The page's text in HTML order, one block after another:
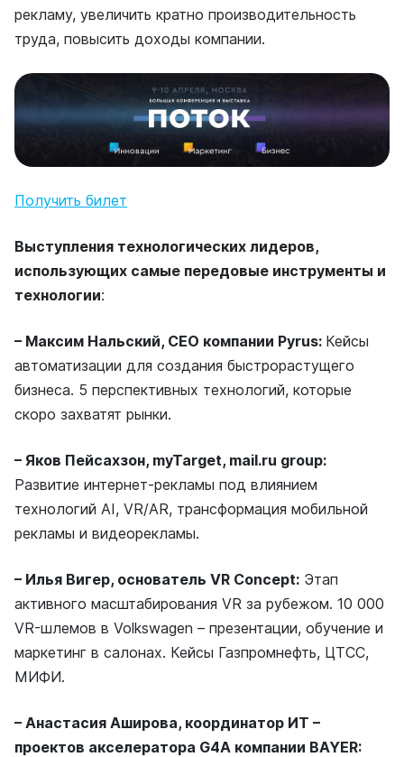
рекламу, увеличить кратно производительность
труда, повысить доходы компании.
Получить билет
Выступления технологических лидеров,
использующих самые передовые инструменты и
технологии:
– Максим Нальский, CEO компании Pyrus: Кейсы
автоматизации для создания быстрорастущего
бизнеса. 5 перспективных технологий, которые
скоро захватят рынки.
– Яков Пейсахзон, myTarget, mail.ru group:
Развитие интернет-рекламы под влиянием
технологий AI, VR/AR, трансформация мобильной
рекламы и видеорекламы.
– Илья Вигер, основатель VR Concept: Этап
активного масштабирования VR за рубежом. 10 000
VR-шлемов в Volkswagen – презентации, обучение и
маркетинг в салонах. Кейсы Газпромнефть, ЦТСС,
МИФИ.
– Анастасия Аширова, координатор ИТ –
проектов акселератора G4A компании BAYER: